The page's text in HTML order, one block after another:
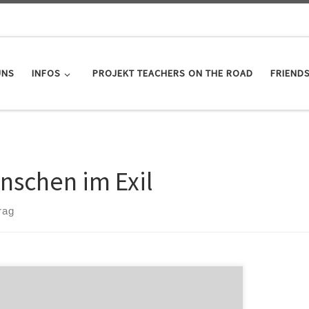
INFOS PROJEKT TEACHERS ON THE ROAD FRIENDS
im Exil